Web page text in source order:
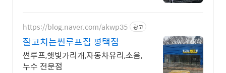
https://blog.naver.com/akwp35 광고
잘고치는썬루프집 평택점
썬루프,햇빛가리개,자동차유리,소음,
누수 전문점